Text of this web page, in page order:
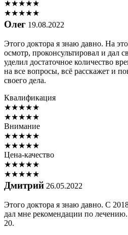
★★★★★
★★★★★
Олег 19.08.2022
Этого доктора я знаю давно. На
осмотр, проконсультировал и дал
уделил достаточное количество
на все вопросы, всё расскажет и
своего дела.
Квалификация
★★★★★
★★★★★
Внимание
★★★★★
★★★★★
Цена-качество
★★★★★
★★★★★
Дмитрий 26.05.2022
Этого доктора я знаю давно. С
дал мне рекомендации по
20.